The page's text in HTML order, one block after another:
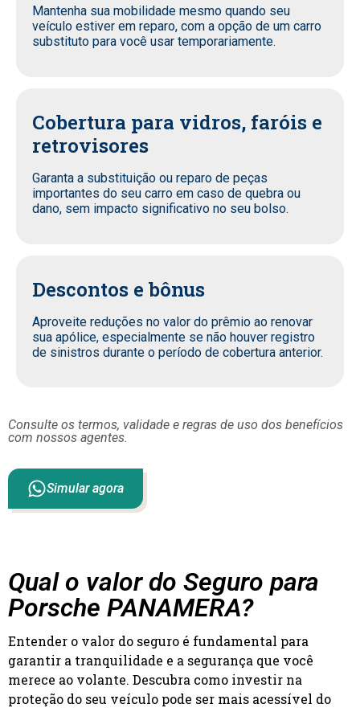
Mantenha sua mobilidade mesmo quando seu
veículo estiver em reparo, com a opção de um carro
substituto para você usar temporariamente.
Cobertura para vidros, faróis e
retrovisores
Garanta a substituição ou reparo de peças
importantes do seu carro em caso de quebra ou
dano, sem impacto significativo no seu bolso.
Descontos e bônus
Aproveite reduções no valor do prêmio ao renovar
sua apólice, especialmente se não houver registro
de sinistros durante o período de cobertura anterior.
Consulte os termos, validade e regras de uso dos benefícios
com nossos agentes.
Simular agora
Qual o valor do Seguro para
Porsche PANAMERA?
Entender o valor do seguro é fundamental para
garantir a tranquilidade e a segurança que você
merece ao volante. Descubra como investir na
proteção do seu veículo pode ser mais acessível do